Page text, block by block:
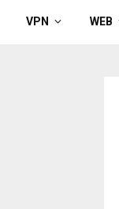
VPN WEB